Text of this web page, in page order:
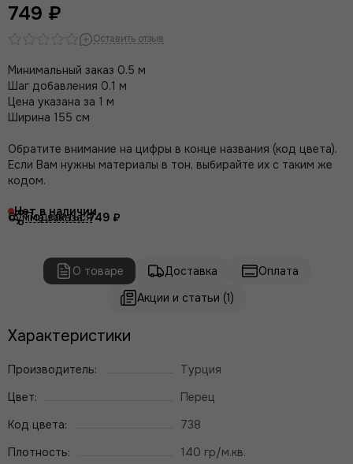
749 ₽
Оставить отзыв
Минимальный заказ 0.5 м
Шаг добавления 0.1 м
Цена указана за 1 м
Ширина 155 см
Обратите внимание на цифры в конце названия (код цвета).
Если Вам нужны материалы в тон, выбирайте их с таким же
кодом.
Нет в наличии
Сумма заказа:749 ₽
Поделиться
О товаре Доставка
Оплата
Акции и статьи (1)
Характеристики
Производитель:
Турция
Цвет:
Перец
Код цвета:
738
Плотность:
140 гр/м.кв.